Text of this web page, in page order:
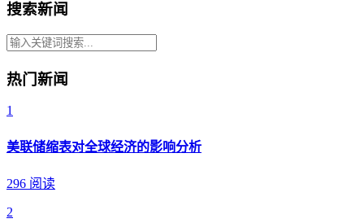
搜索新闻
热门新闻
1
美联储缩表对全球经济的影响分析
296 阅读
2